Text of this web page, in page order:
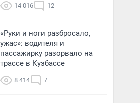
14 016 12
«Руки и ноги разбросало,
ужас»: водителя и
пассажирку разорвало на
трассе в Кузбассе
8 414 7